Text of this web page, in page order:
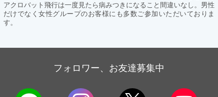
アクロバット飛行は一度見たら病みつきになること間違いなし。男性
だけでなく女性グループのお客様にも多数ご参加いただいておりま
す。
フォロワー、お友達募集中